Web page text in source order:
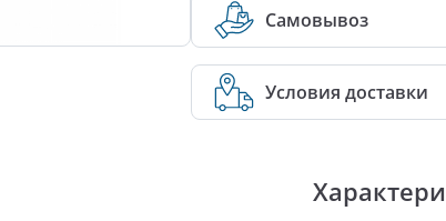
Самовывоз
Условия доставки